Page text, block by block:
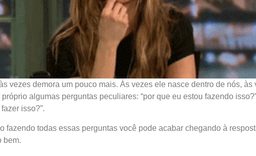
vezes demora um pouco mais. Às vezes ele nasce dentro de nós,
algumas perguntas peculiares: “por que eu estou fazendo
isso?”.
fazendo todas essas perguntas você pode acabar chegando à
bem.